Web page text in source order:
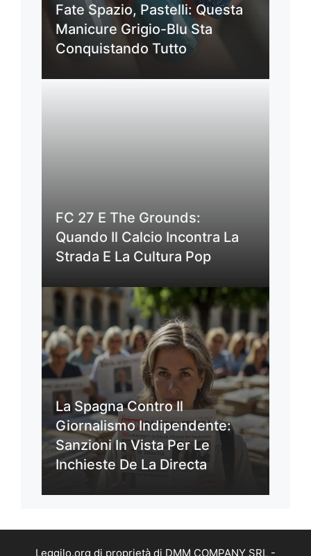
Fate Spazio, Pastelli: Questa
Manicure Grigio-Blu Sta
Conquistando Tutto
FC 27 E The Grounds:
Quando Il Calcio Incontra La
Strada E La Cultura Pop
La Spagna Contro Il
Giornalismo Indipendente:
Sanzioni In Vista Per Le
Inchieste De La Directa
Leggilo.org di proprietà di DMM COMPANY SRL -